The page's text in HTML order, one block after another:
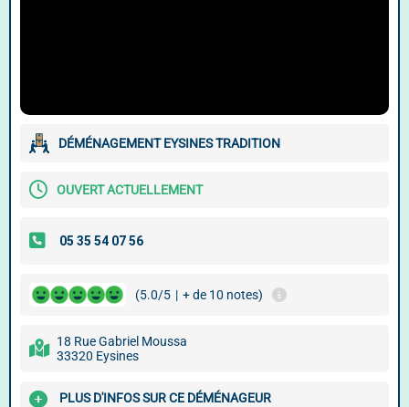
DÉMÉNAGEMENT EYSINES TRADITION
OUVERT ACTUELLEMENT
(5.0/5 | + de 10 notes)
18 Rue Gabriel Moussa
33320 Eysines
PLUS D'INFOS SUR CE DÉMÉNAGEUR